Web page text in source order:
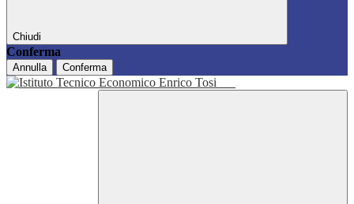
Chiudi
Conferma
Annulla Conferma